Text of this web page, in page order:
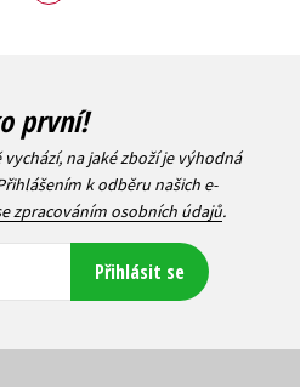
první!
na jaké zboží je výhodná
k odběru našich e-
zpracováním osobních údajů.
Přihlásit se